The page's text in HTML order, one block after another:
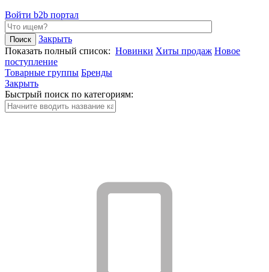
Войти b2b портал
Закрыть
Показать полный список: Новинки Хиты продаж Новое
поступление
Товарные группы Бренды
Закрыть
Быстрый поиск по категориям: